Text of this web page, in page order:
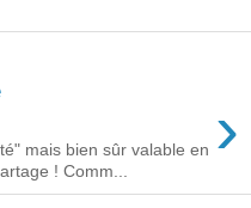
›
mais bien sûr valable en
! Comm...